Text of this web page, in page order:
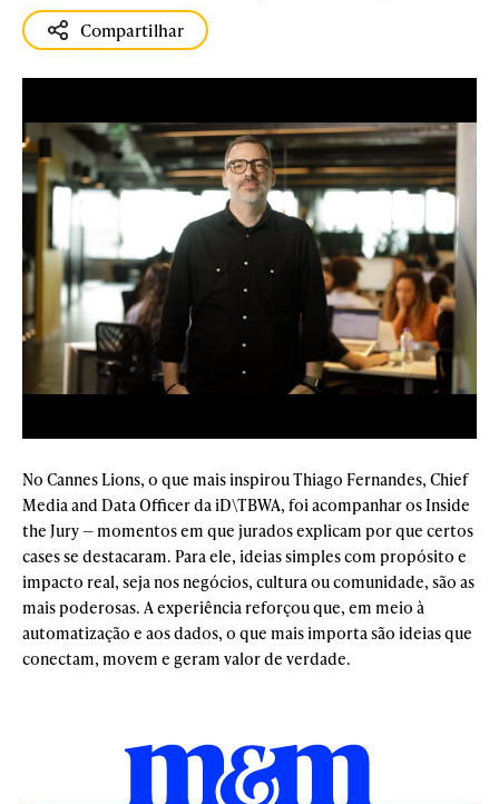
Compartilhar
No Cannes Lions, o que mais inspirou Thiago Fernandes, Chief
Media and Data Officer da iD\TBWA, foi acompanhar os Inside
the Jury — momentos em que jurados explicam por que certos
cases se destacaram. Para ele, ideias simples com propósito e
impacto real, seja nos negócios, cultura ou comunidade, são as
mais poderosas. A experiência reforçou que, em meio à
automatização e aos dados, o que mais importa são ideias que
conectam, movem e geram valor de verdade.